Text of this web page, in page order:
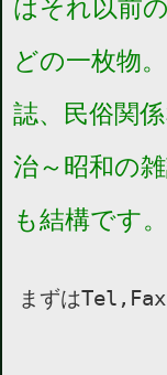
はそれ以前
どの一枚物。
誌、民俗関
治～昭和の
も結構です。
まずは